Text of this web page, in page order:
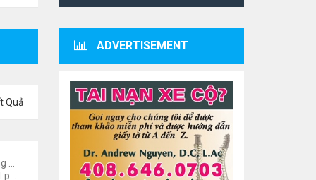
Quả
Đọc và nghe truyện Online
ADVERTISEMENT